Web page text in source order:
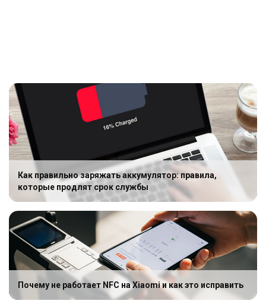
Как правильно заряжать аккумулятор: правила,
которые продлят срок службы
Почему не работает NFC на Xiaomi и как это исправить